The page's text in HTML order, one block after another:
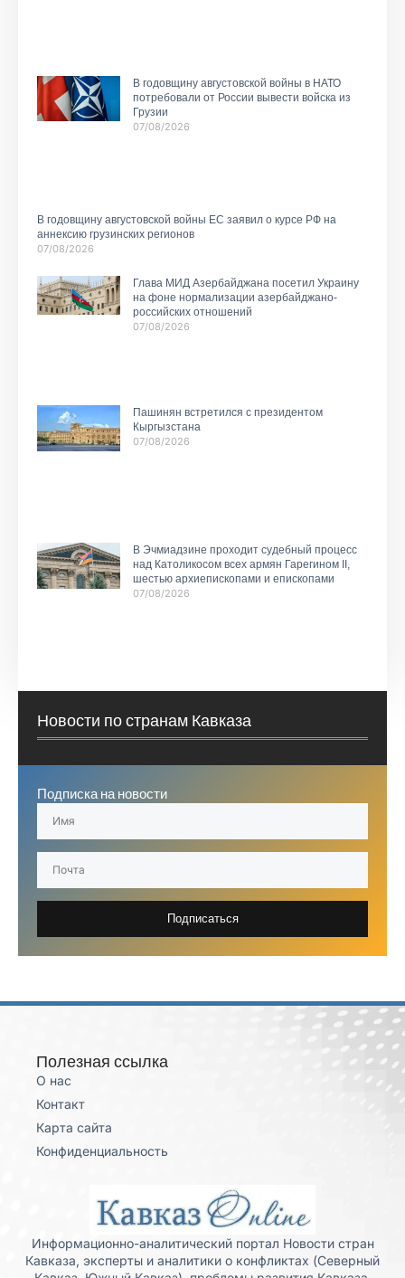
В годовщину августовской войны в НАТО
потребовали от России вывести войска из
Грузии
07/08/2026
В годовщину августовской войны ЕС заявил о курсе РФ на
аннексию грузинских регионов
07/08/2026
Глава МИД Азербайджана посетил Украину
на фоне нормализации азербайджано-
российских отношений
07/08/2026
Пашинян встретился с президентом
Кыргызстана
07/08/2026
В Эчмиадзине проходит судебный процесс
над Католикосом всех армян Гарегином II,
шестью архиепископами и епископами
07/08/2026
Новости по странам Кавказа
Подписка на новости
Подписаться
Полезная ссылка
О нас
Контакт
Карта сайта
Конфиденциальность
Информационно-аналитический портал Новости стран
Кавказа, эксперты и аналитики о конфликтах (Северный